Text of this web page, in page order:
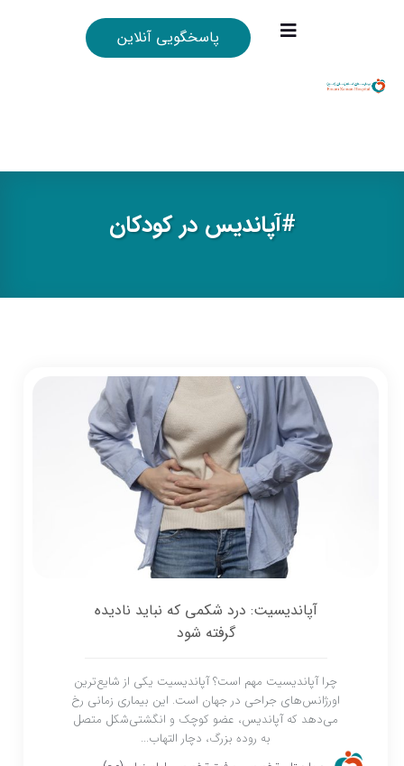
پاسخگویی آنلاین
#آپانديس در كودكان
آپاندیسیت: درد شکمی که نباید نادیده
گرفته شود
چرا آپاندیسیت مهم است؟ آپاندیسیت یکی از شایع‌ترین
اورژانس‌های جراحی در جهان است. این بیماری زمانی رخ
می‌دهد که آپاندیس، عضو کوچک و انگشتی‌شکل متصل
به روده بزرگ، دچار التهاب...